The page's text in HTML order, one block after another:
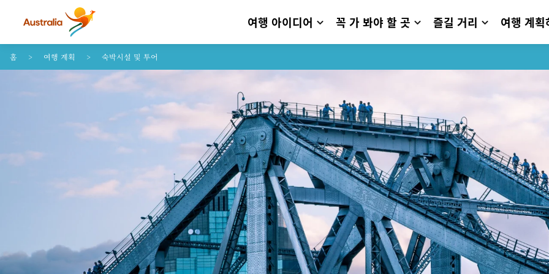
콘텐트로 건너뛰기
꼬리말 내비게이션으로 건너뛰기
여행 아이디어 꼭 가 봐야 할 곳 즐길 거리 여행 계획
홈 여행 계획 숙박시설 및 투어